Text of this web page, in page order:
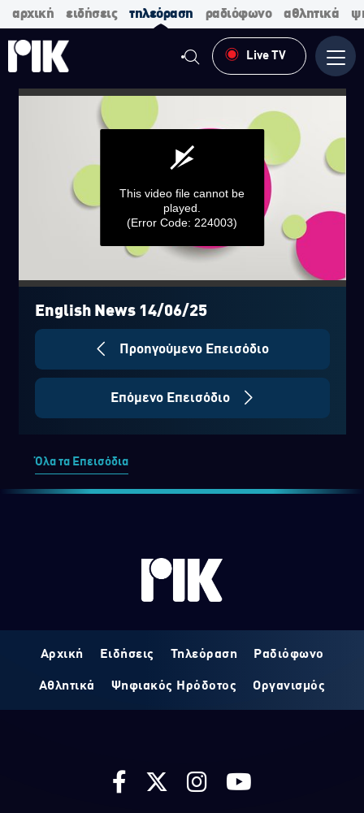
αρχική ειδήσεις τηλεόραση ραδιόφωνο αθλητικά
Live TV
0
seconds
seconds
This video file cannot be
played.
(Error Code: 224003)
English News 14/06/25
Προηγούμενο Επεισόδιο
Επόμενο Επεισόδιο
Όλα τα Επεισόδια
Αρχική Ειδήσεις Τηλεόραση Ραδιόφωνο
Αθλητικά Ψηφιακός Ηρόδοτος Οργανισμός